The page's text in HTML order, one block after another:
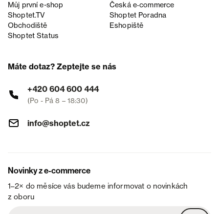
Můj první e-shop
Česká e‑commerce
Shoptet.TV
Shoptet Poradna
Obchodiště
Eshopiště
Shoptet Status
Máte dotaz? Zeptejte se nás
+420 604 600 444
(Po - Pá 8 – 18:30)
info@shoptet.cz
Novinky z e-commerce
1–2× do měsíce vás budeme informovat o novinkách
z oboru